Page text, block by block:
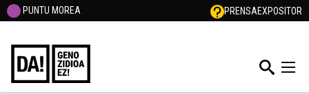
PUNTU MOREA PRENSAEXPOSITOR